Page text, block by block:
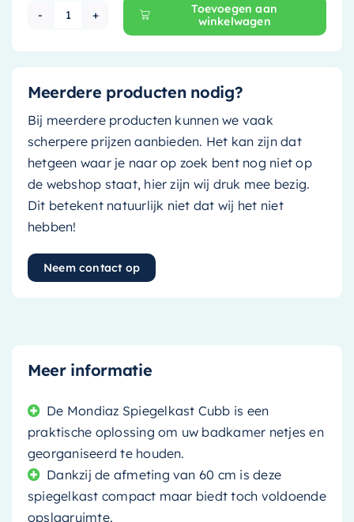
Mondiaz Spiegelkast Cubb - 60cm - dark
Toevoegen aan
winkelwagen
Meerdere producten nodig?
Bij meerdere producten kunnen we vaak
scherpere prijzen aanbieden. Het kan zijn dat
hetgeen waar je naar op zoek bent nog niet op
de webshop staat, hier zijn wij druk mee bezig.
Dit betekent natuurlijk niet dat wij het niet
hebben!
Neem contact op
Meer informatie
De Mondiaz Spiegelkast Cubb is een
praktische oplossing om uw badkamer netjes en
georganiseerd te houden.
Dankzij de afmeting van 60 cm is deze
spiegelkast compact maar biedt toch voldoende
opslagruimte.